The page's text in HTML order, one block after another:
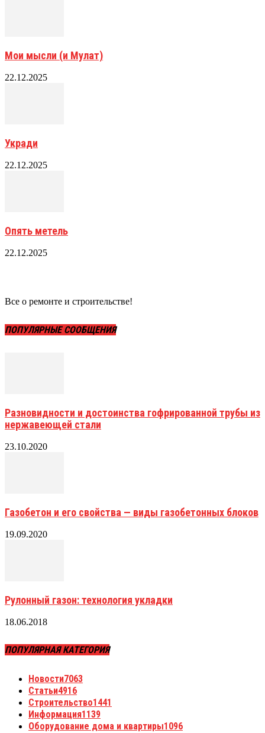
Мои мысли (и Мулат)
22.12.2025
Укради
22.12.2025
Опять метель
22.12.2025
Все о ремонте и строительстве!
ПОПУЛЯРНЫЕ СООБЩЕНИЯ
Разновидности и достоинства гофрированной трубы из
нержавеющей стали
23.10.2020
Газобетон и его свойства — виды газобетонных блоков
19.09.2020
Рулонный газон: технология укладки
18.06.2018
ПОПУЛЯРНАЯ КАТЕГОРИЯ
Новости7063
Статьи4916
Строительство1441
Информация1139
Оборудование дома и квартиры1096